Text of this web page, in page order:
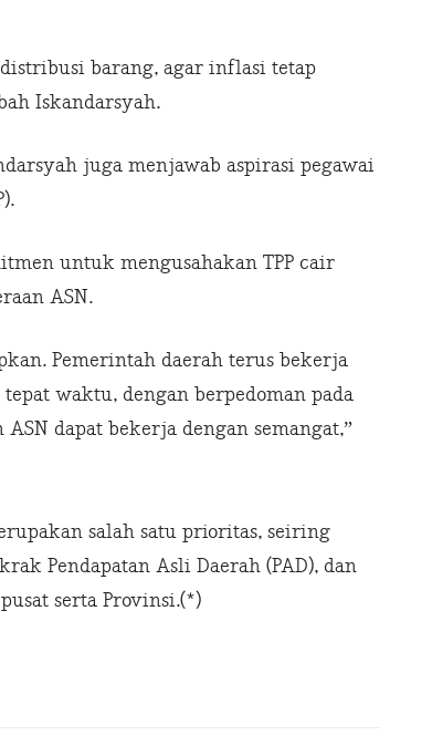
barang, agar inflasi tetap
Iskandarsyah.
juga menjawab aspirasi pegawai
untuk mengusahakan TPP cair
ASN.
Pemerintah daerah terus bekerja
waktu, dengan berpedoman pada
dapat bekerja dengan semangat,”
salah satu prioritas, seiring
Pendapatan Asli Daerah (PAD), dan
serta Provinsi.(*)